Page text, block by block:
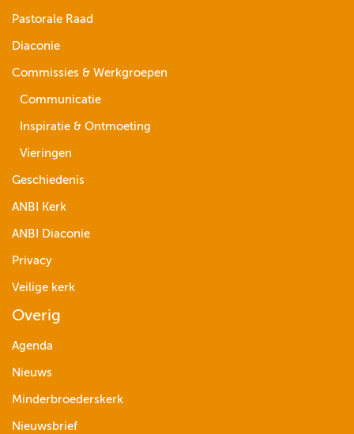
Pastorale Raad
Diaconie
Commissies & Werkgroepen
Communicatie
Inspiratie & Ontmoeting
Vieringen
Geschiedenis
ANBI Kerk
ANBI Diaconie
Privacy
Veilige kerk
Overig
Agenda
Nieuws
Minderbroederskerk
Nieuwsbrief